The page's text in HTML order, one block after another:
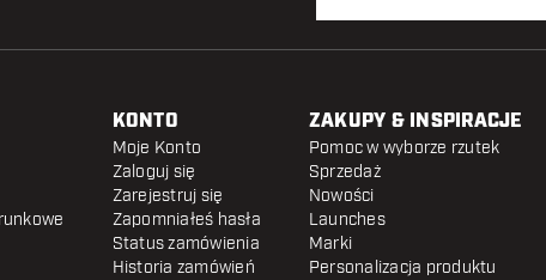
KONTO
Moje Konto
Zaloguj się
Zarejestruj się
Zapomniałeś hasła
Status zamówienia
Historia zamówień
ZAKUPY & INSPIRACJE
Pomoc w wyborze rzutek
Sprzedaż
Nowości
Launches
Marki
Personalizacja produktu